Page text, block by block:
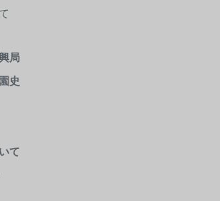
局
史
て